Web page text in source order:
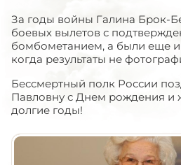
За годы войны Галина Брок-
боевых вылетов с
бомбометанием, а были еще
когда результаты не
Бессмертный полк России
Павловну с Днем рождения и
долгие годы!